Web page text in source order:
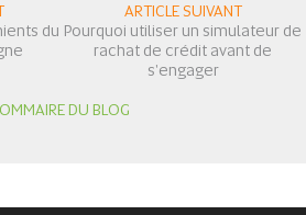
du
ARTICLE SUIVANT
Pourquoi utiliser un simulateur de
rachat de crédit avant de
s'engager
DU BLOG